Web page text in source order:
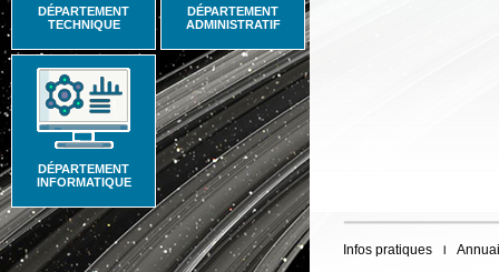
DÉPARTEMENT
TECHNIQUE
DÉPARTEMENT
ADMINISTRATIF
DÉPARTEMENT
INFORMATIQUE
Infos pratiques